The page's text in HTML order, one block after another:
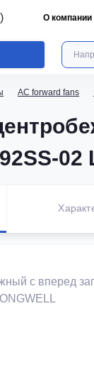
О компании
AC forward fans
02